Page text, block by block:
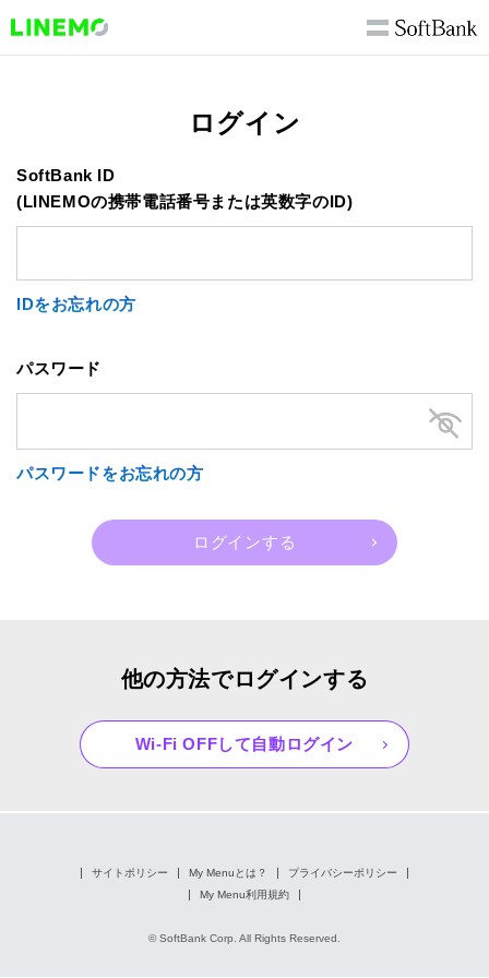
ログイン
SoftBank ID
(LINEMOの携帯電話番号または英数字のID)
IDをお忘れの方
パスワード
パスワードをお忘れの方
他の方法でログインする
Wi-Fi OFFして自動ログイン
サイトポリシー My Menuとは？
プライバシーポリシー
My Menu利用規約
© SoftBank Corp. All Rights Reserved.